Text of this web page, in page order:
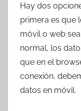
Hay dos
primera es que
móvil o web
normal, los
que en el
conexión,
datos en móvil.